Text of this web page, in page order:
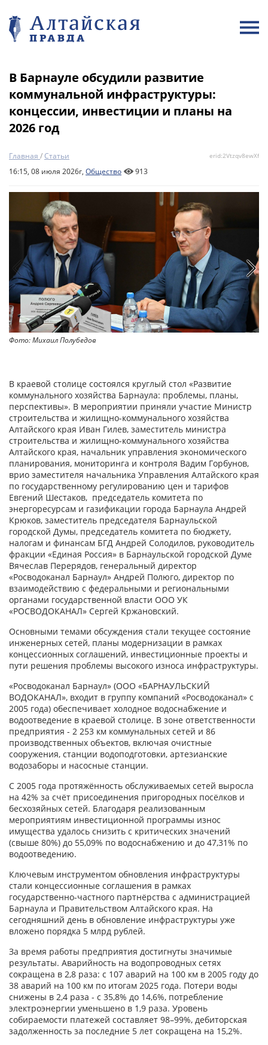
В Барнауле обсудили развитие
коммунальной инфраструктуры:
концессии, инвестиции и планы на
2026 год
Главная /Статьи
16:15, 08 июля 2026г, Общество 913
erid:2Vtzqv8ewXf
Фото: Михаил Полубедов
В краевой столице состоялся круглый стол «Развитие
коммунального хозяйства Барнаула: проблемы, планы,
перспективы». В мероприятии приняли участие Министр
строительства и жилищно-коммунального хозяйства
Алтайского края Иван Гилев, заместитель министра
строительства и жилищно-коммунального хозяйства
Алтайского края, начальник управления экономического
планирования, мониторинга и контроля Вадим Горбунов,
врио заместителя начальника Управления Алтайского края
по государственному регулированию цен и тарифов
Евгений Шестаков, председатель комитета по
энергоресурсам и газификации города Барнаула Андрей
Крюков, заместитель председателя Барнаульской
городской Думы, председатель комитета по бюджету,
налогам и финансам БГД Андрей Солодилов, руководитель
фракции «Единая Россия» в Барнаульской городской Думе
Вячеслав Перерядов, генеральный директор
«Росводоканал Барнаул» Андрей Полюго, директор по
взаимодействию с федеральными и региональными
органами государственной власти ООО УК
«РОСВОДОКАНАЛ» Сергей Кржановский.
Основными темами обсуждения стали текущее состояние
инженерных сетей, планы модернизации в рамках
концессионных соглашений, инвестиционные проекты и
пути решения проблемы высокого износа инфраструктуры.
«Росводоканал Барнаул» (ООО «БАРНАУЛЬСКИЙ
ВОДОКАНАЛ», входит в группу компаний «Росводоканал» с
2005 года) обеспечивает холодное водоснабжение и
водоотведение в краевой столице. В зоне ответственности
предприятия - 2 253 км коммунальных сетей и 86
производственных объектов, включая очистные
сооружения, станции водоподготовки, артезианские
водозаборы и насосные станции.
С 2005 года протяжённость обслуживаемых сетей выросла
на 42% за счёт присоединения пригородных посёлков и
бесхозяйных сетей. Благодаря реализованным
мероприятиям инвестиционной программы износ
имущества удалось снизить с критических значений
(свыше 80%) до 55,09% по водоснабжению и до 47,31% по
водоотведению.
Ключевым инструментом обновления инфраструктуры
стали концессионные соглашения в рамках
государственно-частного партнёрства с администрацией
Барнаула и Правительством Алтайского края. На
сегодняшний день в обновление инфраструктуры уже
вложено порядка 5 млрд рублей.
За время работы предприятия достигнуты значимые
результаты. Аварийность на водопроводных сетях
сокращена в 2,8 раза: с 107 аварий на 100 км в 2005 году до
38 аварий на 100 км по итогам 2025 года. Потери воды
снижены в 2,4 раза - с 35,8% до 14,6%, потребление
электроэнергии уменьшено в 1,9 раза. Уровень
собираемости платежей составляет 98–99%, дебиторская
задолженность за последние 5 лет сокращена на 15,2%.